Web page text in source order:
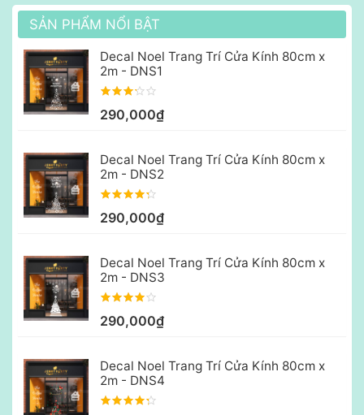
SẢN PHẨM NỔI BẬT
Decal Noel Trang Trí Cửa Kính 80cm x
2m - DNS1
290,000₫
Decal Noel Trang Trí Cửa Kính 80cm x
2m - DNS2
290,000₫
Decal Noel Trang Trí Cửa Kính 80cm x
2m - DNS3
290,000₫
Decal Noel Trang Trí Cửa Kính 80cm x
2m - DNS4